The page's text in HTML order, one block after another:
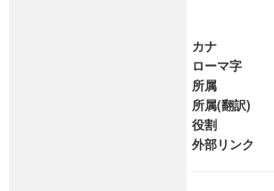
カナ
ローマ字
所属
所属(翻訳)
役割
外部リンク